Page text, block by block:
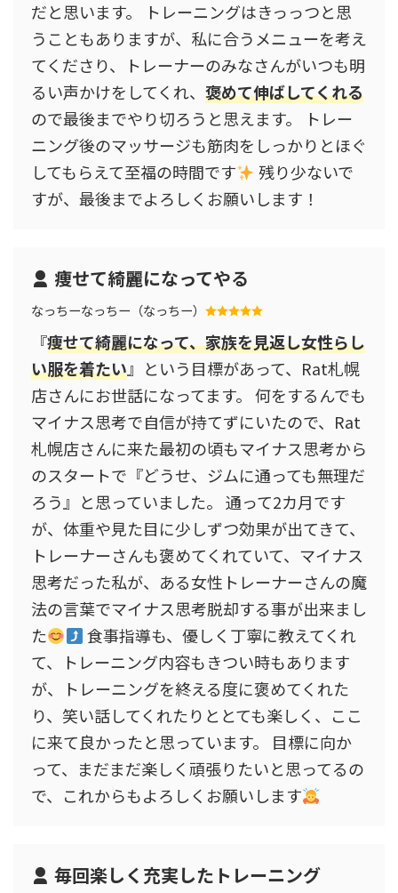
だと思います。 トレーニングはきっっつと思
うこともありますが、私に合うメニューを考え
てくださり、トレーナーのみなさんがいつも明
るい声かけをしてくれ、 褒めて伸ばしてくれる
ので最後までやり切ろうと思えます。 トレー
ニング後のマッサージも筋肉をしっかりとほぐ
してもらえて至福の時間です
残り少ないで
すが、最後までよろしくお願いします！
痩せて綺麗になってやる
なっちーなっちー（なっちー）
『痩せて綺麗になって、家族を見返し女性らし
い服を着たい』という目標があって、Rat札幌
店さんにお世話になってます。 何をするんでも
マイナス思考で自信が持てずにいたので、Rat
札幌店さんに来た最初の頃もマイナス思考から
のスタートで『どうせ、ジムに通っても無理だ
ろう』と思っていました。 通って2カ月です
が、体重や見た目に少しずつ効果が出てきて、
トレーナーさんも褒めてくれていて、マイナス
思考だった私が、ある女性トレーナーさんの魔
法の言葉でマイナス思考脱却する事が出来まし
た
食事指導も、優しく丁寧に教えてくれ
て、トレーニング内容もきつい時もあります
が、トレーニングを終える度に褒めてくれた
り、笑い話してくれたりととても楽しく、ここ
に来て良かったと思っています。 目標に向か
って、まだまだ楽しく頑張りたいと思ってるの
で、これからもよろしくお願いします
毎回楽しく充実したトレーニング